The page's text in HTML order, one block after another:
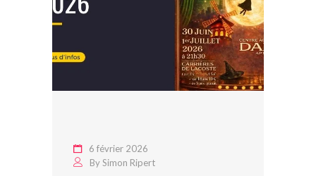
6 février 2026
BySimon Ripert